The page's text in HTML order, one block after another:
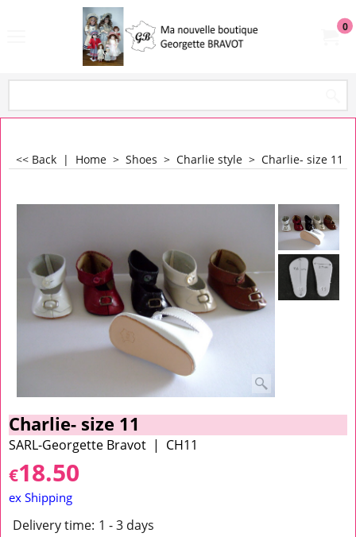
0
<< Back | Home > Shoes > Charlie style > Charlie- size 11
Charlie- size 11
SARL-Georgette Bravot CH11
€18.50
ex Shipping
Delivery time: 1 - 3 days